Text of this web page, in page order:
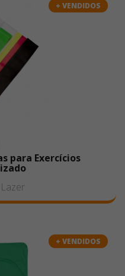
+ VENDIDOS
para Exercícios
+ VENDIDOS